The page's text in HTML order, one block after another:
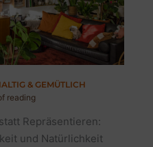
& GEMÜTLICH
reading
Repräsentieren:
und Natürlichkeit